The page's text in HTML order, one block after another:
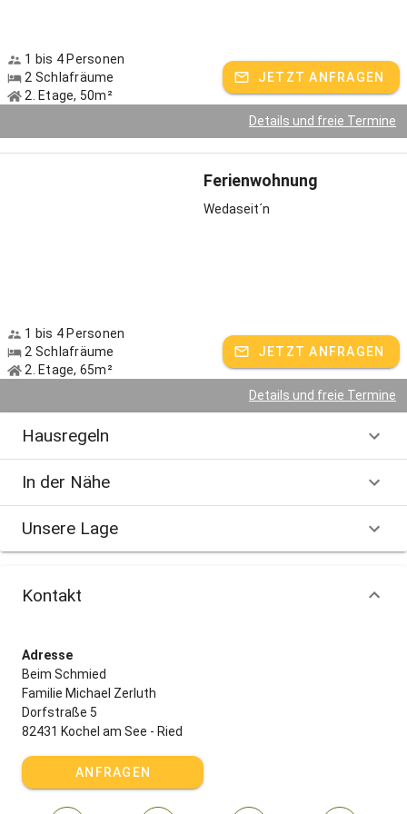
1 bis 4 Personen
2 Schlafräume
2. Etage, 50m²
JETZT ANFRAGEN
Details und freie Termine
Ferienwohnung
Wedaseit´n
1 bis 4 Personen
2 Schlafräume
2. Etage, 65m²
JETZT ANFRAGEN
Details und freie Termine
Hausregeln
In der Nähe
Unsere Lage
Kontakt
Adresse
Beim Schmied
Familie Michael Zerluth
Dorfstraße 5
82431 Kochel am See - Ried
ANFRAGEN